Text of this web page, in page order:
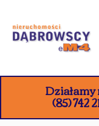
(85) 742